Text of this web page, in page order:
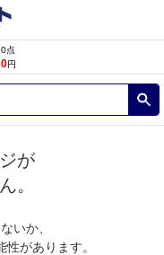
0点
0円
が
。
いか、
があります。